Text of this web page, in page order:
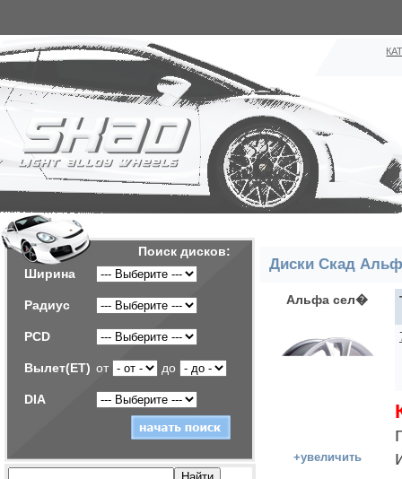
Поиск дисков:
Ширина
Радиус
PCD
Вылет(ET) от до
DIA
Диски Скад
Альфа сел�
+увеличить